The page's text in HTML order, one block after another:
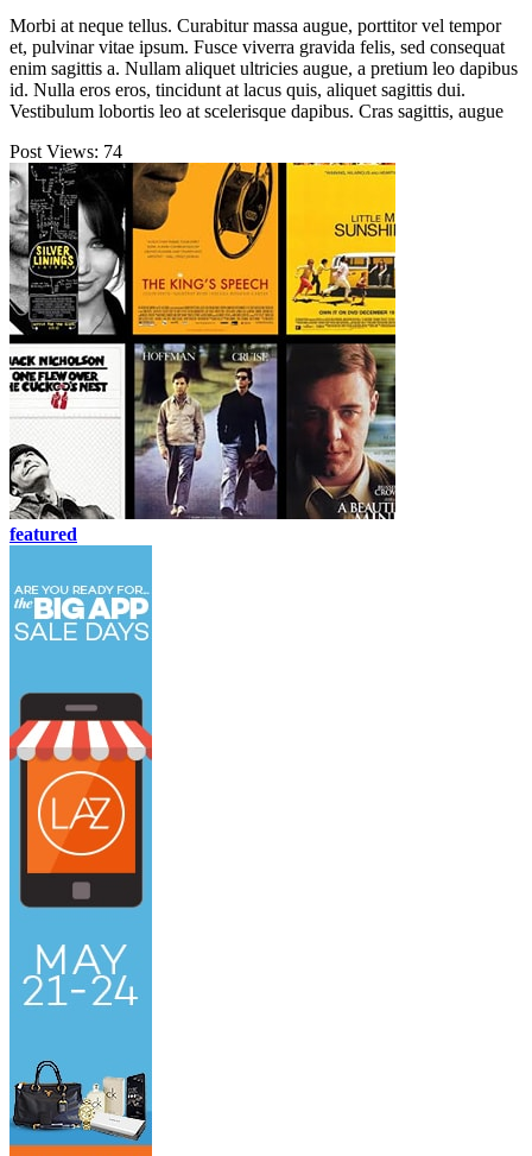
Morbi at neque tellus. Curabitur massa augue, porttitor vel tempor
et, pulvinar vitae ipsum. Fusce viverra gravida felis, sed consequat
enim sagittis a. Nullam aliquet ultricies augue, a pretium leo dapibus
id. Nulla eros eros, tincidunt at lacus quis, aliquet sagittis dui.
Vestibulum lobortis leo at scelerisque dapibus. Cras sagittis, augue
Post Views: 74
featured